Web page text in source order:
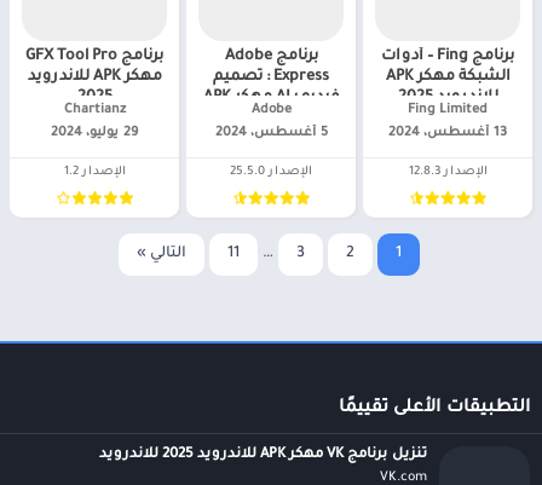
برنامج Fing – أدوات
الشبكة مهكر APK
للاندرويد 2025
Fing Limited‏
13 أغسطس، 2024
الإصدار 12.8.3
برنامج Adobe
Express : تصميم
فيديو بـAI مهكر APK
Adobe‏
5 أغسطس، 2024
الإصدار 25.5.0
برنامج GFX Tool Pro
مهكر APK للاندرويد
2025
Chartianz‏
29 يوليو، 2024
الإصدار 1.2
1
2
3
…
11 التالي »
التطبيقات الأعلى تقييمًا
تنزيل برنامج VK مهكر APK للاندرويد 2025 للاندرويد
VK.com‏